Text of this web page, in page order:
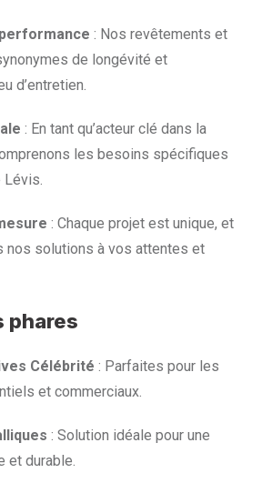
: Nos revêtements et
de longévité et
d’entretien.
: En tant qu’acteur clé dans la
les besoins spécifiques
Lévis.
: Chaque projet est unique, et
nos solutions à vos attentes et
phares
Célébrité : Parfaites pour les
et commerciaux.
: Solution idéale pour une
et durable.